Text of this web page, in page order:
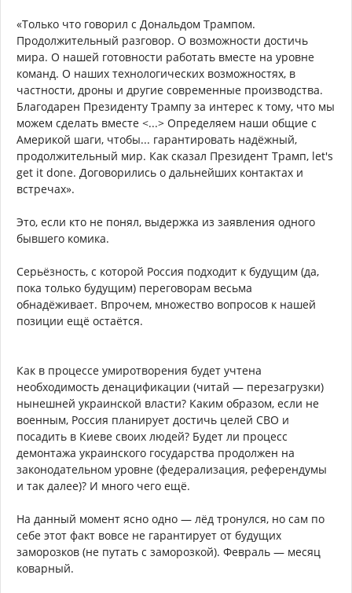
«Только что говорил с Дональдом Трампом.
Продолжительный разговор. О возможности достичь
мира. О нашей готовности работать вместе на уровне
команд. О наших технологических возможностях, в
частности, дроны и другие современные производства.
Благодарен Президенту Трампу за интерес к тому, что мы
можем сделать вместе <...> Определяем наши общие с
Америкой шаги, чтобы... гарантировать надёжный,
продолжительный мир. Как сказал Президент Трамп, let's
get it done. Договорились о дальнейших контактах и
встречах».
Это, если кто не понял, выдержка из заявления одного
бывшего комика.
Серьёзность, с которой Россия подходит к будущим (да,
пока только будущим) переговорам весьма
обнадёживает. Впрочем, множество вопросов к нашей
позиции ещё остаётся.
Как в процессе умиротворения будет учтена
необходимость денацификации (читай — перезагрузки)
нынешней украинской власти? Каким образом, если не
военным, Россия планирует достичь целей СВО и
посадить в Киеве своих людей? Будет ли процесс
демонтажа украинского государства продолжен на
законодательном уровне (федерализация, референдумы
и так далее)? И много чего ещё.
На данный момент ясно одно — лёд тронулся, но сам по
себе этот факт вовсе не гарантирует от будущих
заморозков (не путать с заморозкой). Февраль — месяц
коварный.